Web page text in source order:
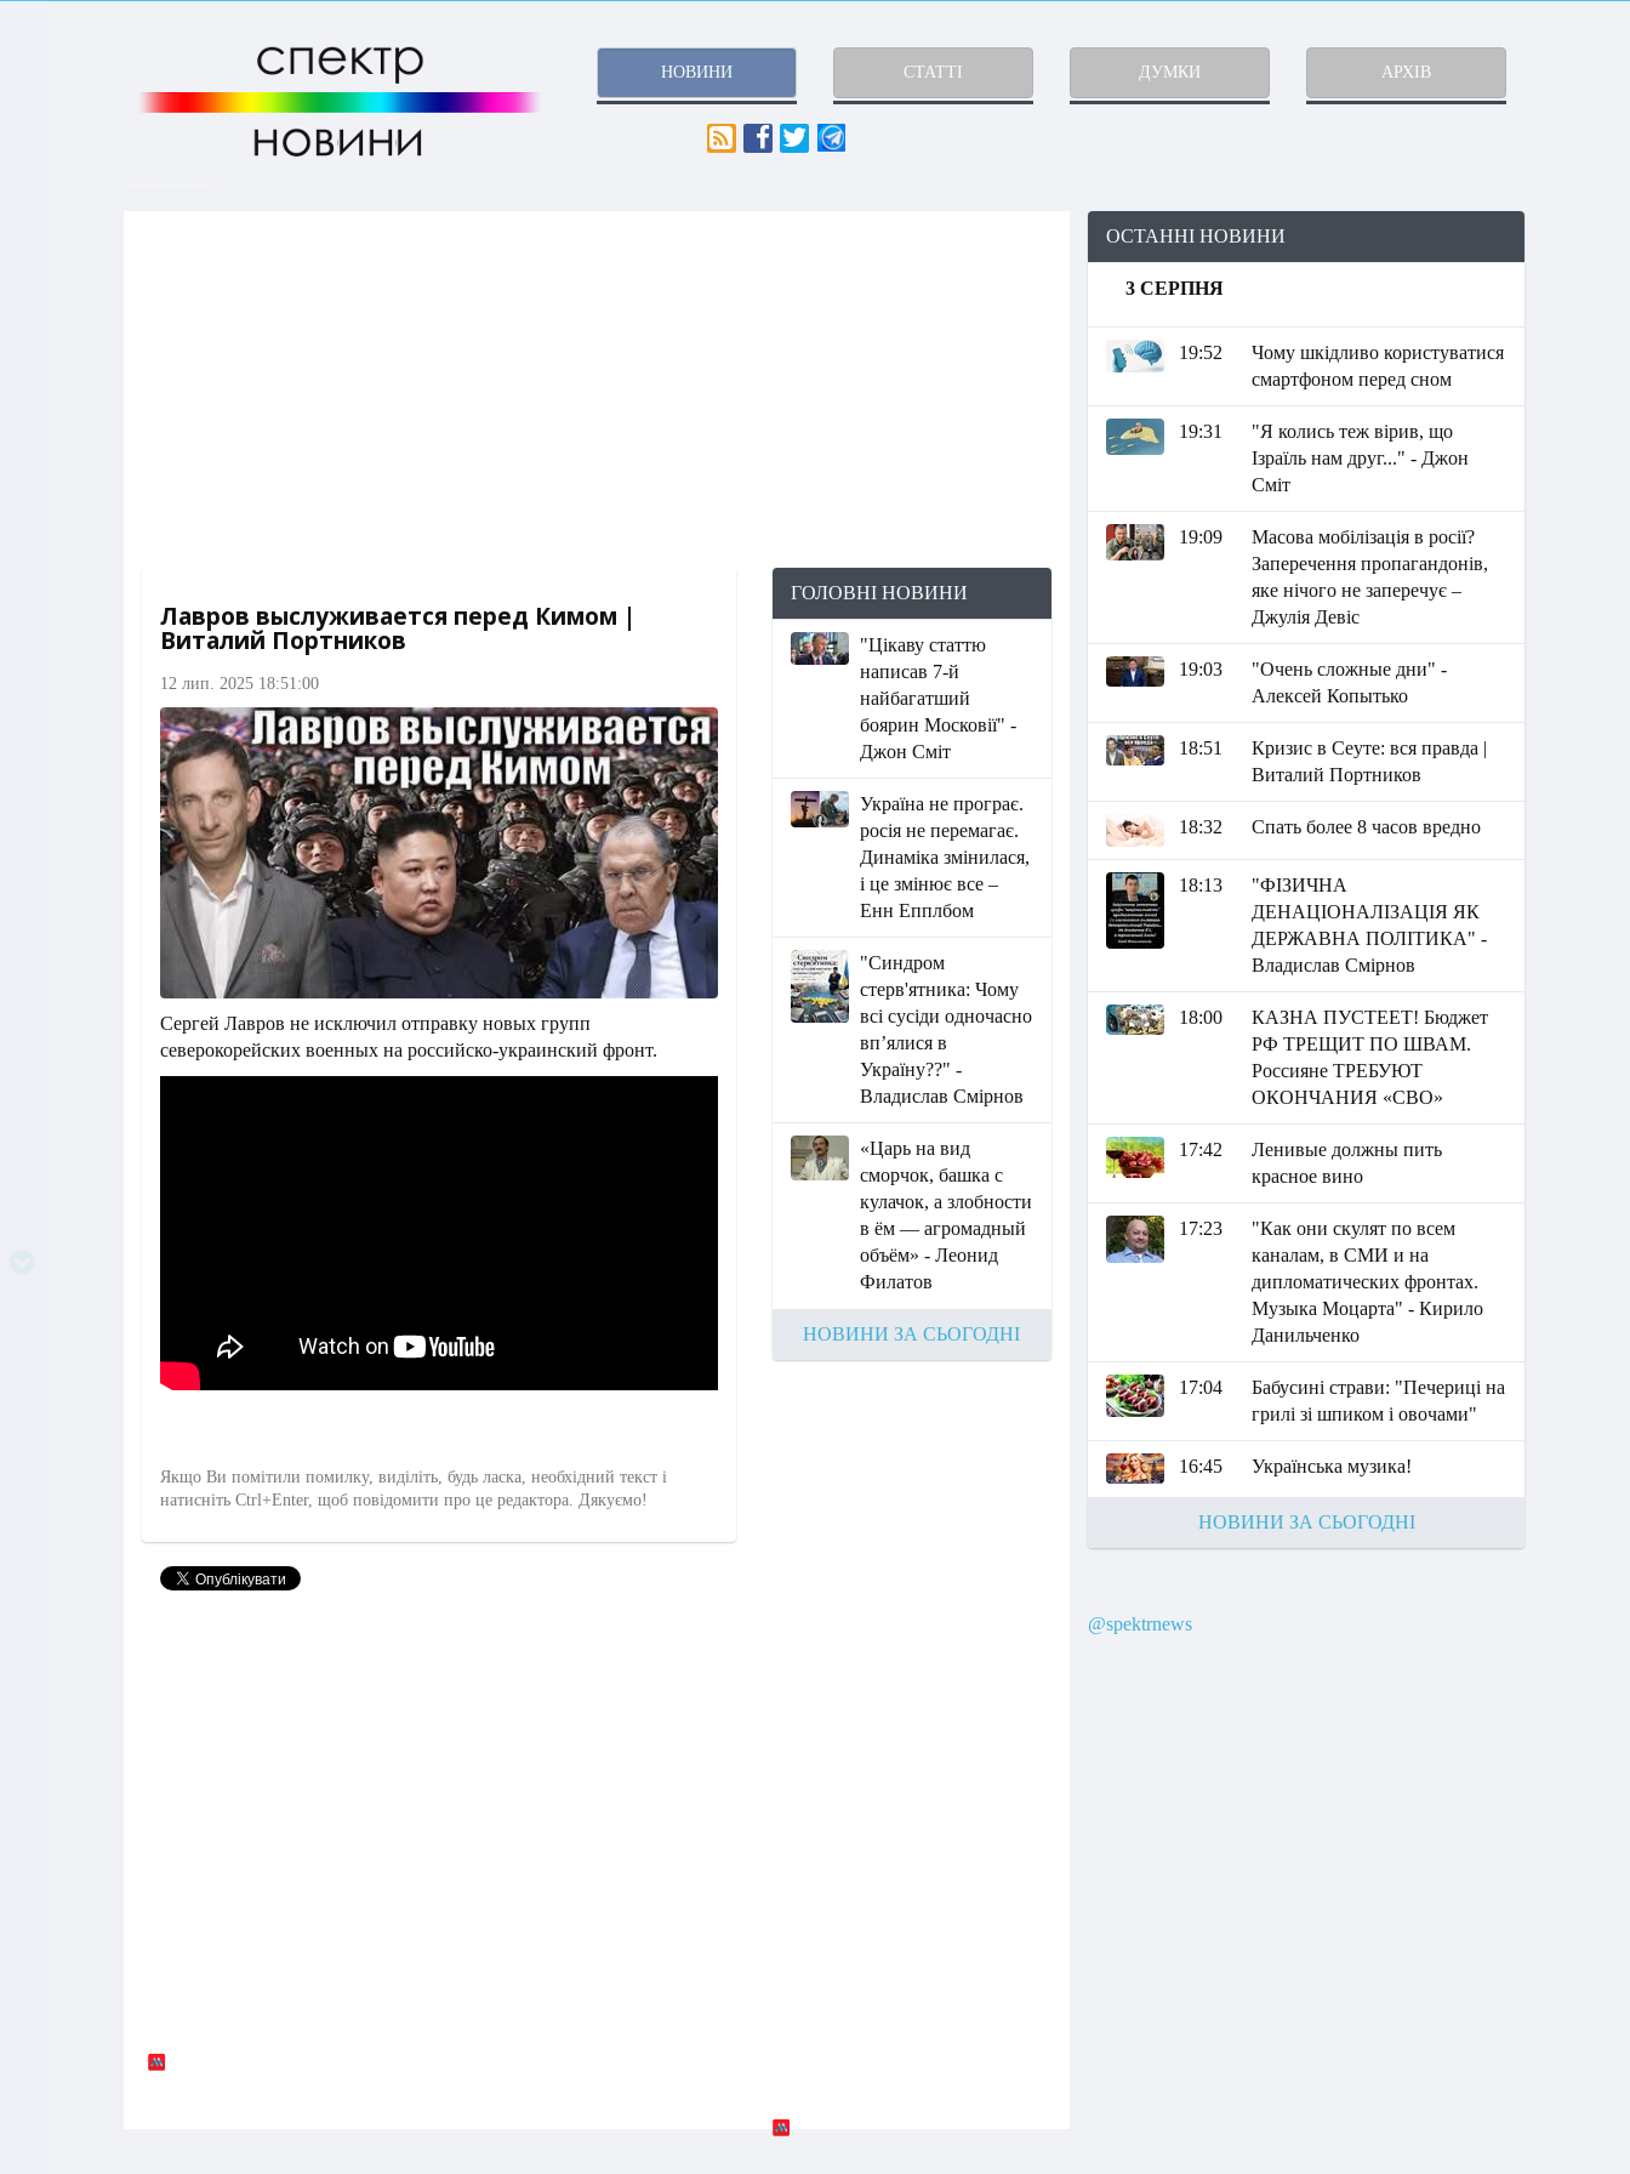
НОВИНИ СТАТТІ ДУМКИ АРХІВ
Лавров выслуживается перед Кимом |
Виталий Портников
12 лип. 2025 18:51:00
Сергей Лавров не исключил отправку новых групп
северокорейских военных на российско-украинский фронт.
Якщо Ви помітили помилку, виділіть, будь ласка, необхідний текст і
натисніть Ctrl+Enter, щоб повідомити про це редактора. Дякуємо!
ГОЛОВНІ НОВИНИ
"Цікаву статтю
написав 7-й
найбагатший
боярин Московії" -
Джон Сміт
Україна не програє.
росія не перемагає.
Динаміка змінилася,
і це змінює все –
Енн Епплбом
"Синдром
стерв'ятника: Чому
всі сусіди одночасно
вп’ялися в
Україну??" -
Владислав Смірнов
«Царь на вид
сморчок, башка с
кулачок, а злобности
в ём — агромадный
объём» - Леонид
Филатов
НОВИНИ ЗА СЬОГОДНІ
ОСТАННІ НОВИНИ
3 СЕРПНЯ
19:52
Чому шкідливо користуватися
смартфоном перед сном
19:31
"Я колись теж вірив, що
Ізраїль нам друг..." - Джон
Сміт
19:09
Масова мобілізація в росії?
Заперечення пропагандонів,
яке нічого не заперечує –
Джулія Девіс
19:03
"Очень сложные дни" -
Алексей Копытько
18:51
Кризис в Сеуте: вся правда |
Виталий Портников
18:32 Спать более 8 часов вредно
18:13
"ФІЗИЧНА
ДЕНАЦІОНАЛІЗАЦІЯ ЯК
ДЕРЖАВНА ПОЛІТИКА" -
Владислав Смірнов
18:00
КАЗНА ПУСТЕЕТ! Бюджет
РФ ТРЕЩИТ ПО ШВАМ.
Россияне ТРЕБУЮТ
ОКОНЧАНИЯ «СВО»
17:42
Ленивые должны пить
красное вино
17:23
"Как они скулят по всем
каналам, в СМИ и на
дипломатических фронтах.
Музыка Моцарта" - Кирило
Данильченко
17:04
Бабусині страви: "Печериці на
грилі зі шпиком і овочами"
16:45 Українська музика!
НОВИНИ ЗА СЬОГОДНІ
@spektrnews